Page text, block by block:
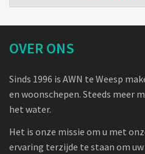
OVER ONS
Sinds 1996 is AWN te Weesp
en woonschepen. Steeds meer
het water.
Het is onze missie om u met
ervaring terzijde te staan om